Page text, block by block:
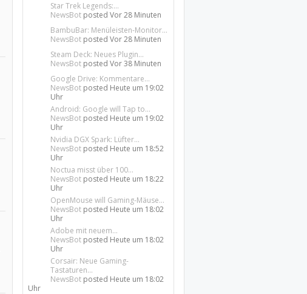
Star Trek Legends:...
NewsBot postedVor 28 Minuten
BambuBar: Menüleisten-Monitor...
NewsBot postedVor 28 Minuten
Steam Deck: Neues Plugin...
NewsBot postedVor 38 Minuten
Google Drive: Kommentare...
NewsBot posted Heute um 19:02
Uhr
Android: Google will Tap to...
NewsBot posted Heute um 19:02
Uhr
Nvidia DGX Spark: Lüfter...
NewsBot posted Heute um 18:52
Uhr
Noctua misst über 100...
NewsBot posted Heute um 18:22
Uhr
OpenMouse will Gaming-Mäuse...
NewsBot posted Heute um 18:02
Uhr
Adobe mit neuem...
NewsBot posted Heute um 18:02
Uhr
Corsair: Neue Gaming-
Tastaturen...
NewsBot posted Heute um 18:02
Uhr